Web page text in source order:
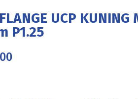
UCP KUNING
P1.25